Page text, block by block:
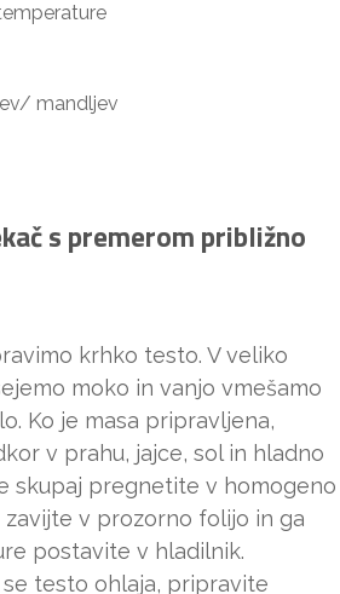
mandljev
s premerom približno
krhko testo. V veliko
moko in vanjo vmešamo
Ko je masa pripravljena,
v prahu, jajce, sol in hladno
skupaj pregnetite v homogeno
zavijte v prozorno folijo in ga
postavite v hladilnik.
testo ohlaja, pripravite